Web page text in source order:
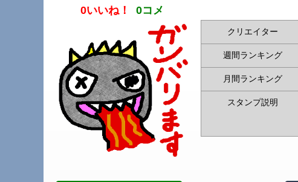
0いいね！ 0コメ
クリエイター
週間ランキング
月間ランキング
スタンプ説明